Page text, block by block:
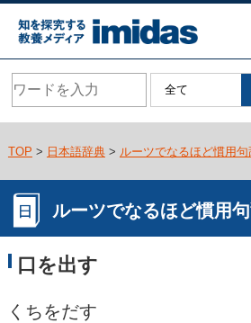
TOP > 日本語辞典> ルーツでなるほど慣用句
ルーツでなるほど慣用
口を出す
くちをだす